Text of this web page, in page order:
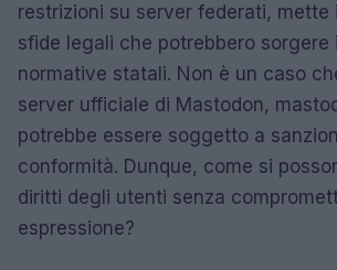
restrizioni su server federati, mette
sfide legali che potrebbero sorgere
normative statali. Non è un caso
server ufficiale di Mastodon,
potrebbe essere soggetto a
conformità. Dunque, come si
diritti degli utenti senza
espressione?